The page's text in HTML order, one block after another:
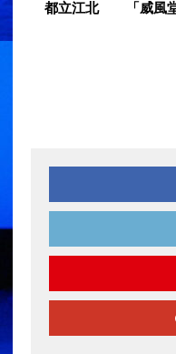
都立江北 「威風堂